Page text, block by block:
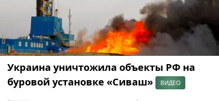
Украина уничтожила объекты РФ на
буровой установке «Сиваш»
ВИДЕО